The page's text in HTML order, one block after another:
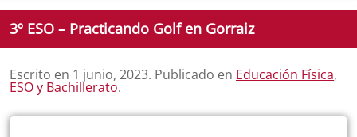
3º ESO – Practicando Golf en Gorraiz
Escrito en 1 junio, 2023. Publicado en Educación Física,
ESO y Bachillerato.